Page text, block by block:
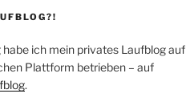
habe ich mein privates Laufblog auf
Plattform betrieben – auf
.